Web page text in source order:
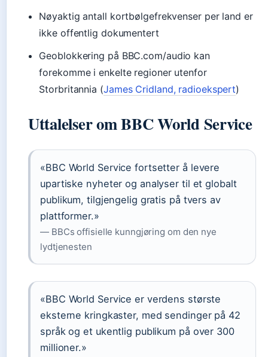
Nøyaktig antall kortbølgefrekvenser per land er
ikke offentlig dokumentert
Geoblokkering på BBC.com/audio kan
forekomme i enkelte regioner utenfor
Storbritannia (James Cridland, radioekspert)
Uttalelser om BBC World Service
«BBC World Service fortsetter å levere
upartiske nyheter og analyser til et globalt
publikum, tilgjengelig gratis på tvers av
plattformer.»
— BBCs offisielle kunngjøring om den nye
lydtjenesten
«BBC World Service er verdens største
eksterne kringkaster, med sendinger på 42
språk og et ukentlig publikum på over 300
millioner.»